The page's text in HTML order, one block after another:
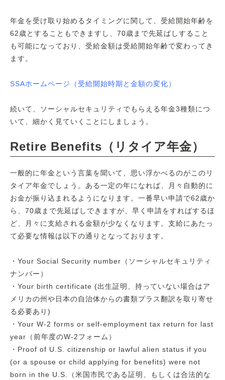
年金を受け取り始めるタイミングに関して、受給開始年齢を
62歳とすることもできますし、70歳まで先延ばしすること
も可能になっており、受給金額は受給開始年齢で変わってき
ます。
SSAホームページ（受給開始時期と金額の変化）
続いて、ソーシャルセキュリティでもらえる年金3種類につ
いて、細かく見ていくことにしましょう。
Retire Benefits（リタイア年金）
一般的に年金という言葉を聞いて、思い浮かべるのがこのリ
タイア年金でしょう。ある一定の年になれば、月々自動的に
お金が振り込まれるようになります。一番早い申請で62歳か
ら、70歳まで先延ばしできますが、早く申請をすればするほ
ど、月々に支給される金額が少なくなります。支給にあたっ
て必要な情報は以下の通りとなっております。
・Your Social Security number（ソーシャルセキュリティ
ナンバー）
・Your birth certificate (出生証明、持っていない場合はア
メリカの州や日本の自治体からの書類プラス翻訳を取り寄せ
る必要あり)
・Your W-2 forms or self-employment tax return for last
year（前年度のW-2フォーム）
・Proof of U.S. citizenship or lawful alien status if you
(or a spouse or child applying for benefits) were not
born in the U.S.（米国市民である証明、もしくは合法的な